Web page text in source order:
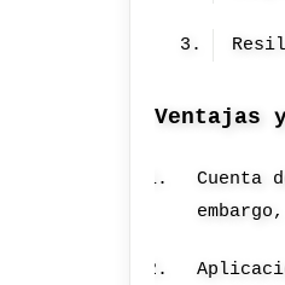
Ventajas
Cuenta